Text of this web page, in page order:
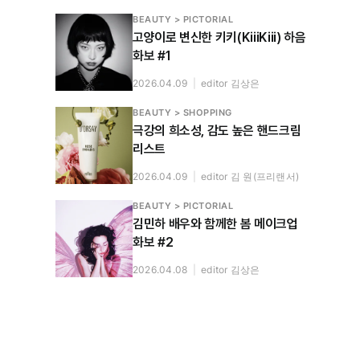
BEAUTY > PICTORIAL
고양이로 변신한 키키(KiiiKiii) 하음
화보 #1
2026.04.09 editor 김상은
BEAUTY > SHOPPING
극강의 희소성, 감도 높은 핸드크림
리스트
2026.04.09 editor 김 원(프리랜서)
BEAUTY > PICTORIAL
김민하 배우와 함께한 봄 메이크업
화보 #2
2026.04.08 editor 김상은